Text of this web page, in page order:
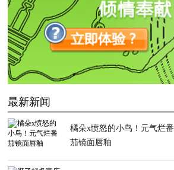
最新新闻
橘朵x愤怒的小鸟！元气烂番
茄镜面唇釉